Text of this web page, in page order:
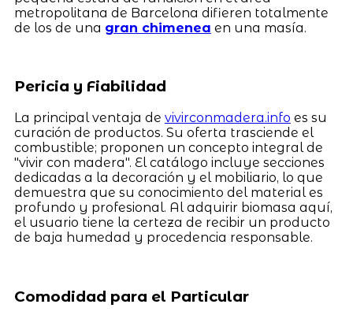
metropolitana de Barcelona difieren totalmente
de los de una gran chimenea en una masía.
Pericia y Fiabilidad
La principal ventaja de vivirconmadera.info es su
curación de productos. Su oferta trasciende el
combustible; proponen un concepto integral de
"vivir con madera". El catálogo incluye secciones
dedicadas a la decoración y el mobiliario, lo que
demuestra que su conocimiento del material es
profundo y profesional. Al adquirir biomasa aquí,
el usuario tiene la certeza de recibir un producto
de baja humedad y procedencia responsable.
Comodidad para el Particular